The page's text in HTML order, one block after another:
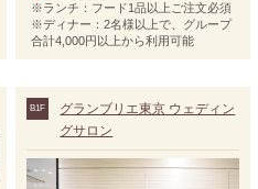
※ランチ：フード1品以上ご注文必須
※ディナー：2名様以上で、グループ
合計4,000円以上から利用可能
B1F
グランブリエ東京 ウェディン
グサロン